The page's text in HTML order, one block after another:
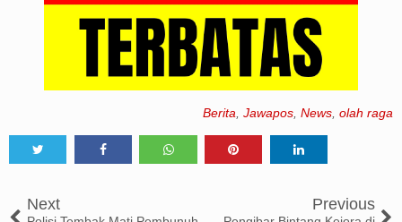
Berita Jawapos News olah raga
Next Previous